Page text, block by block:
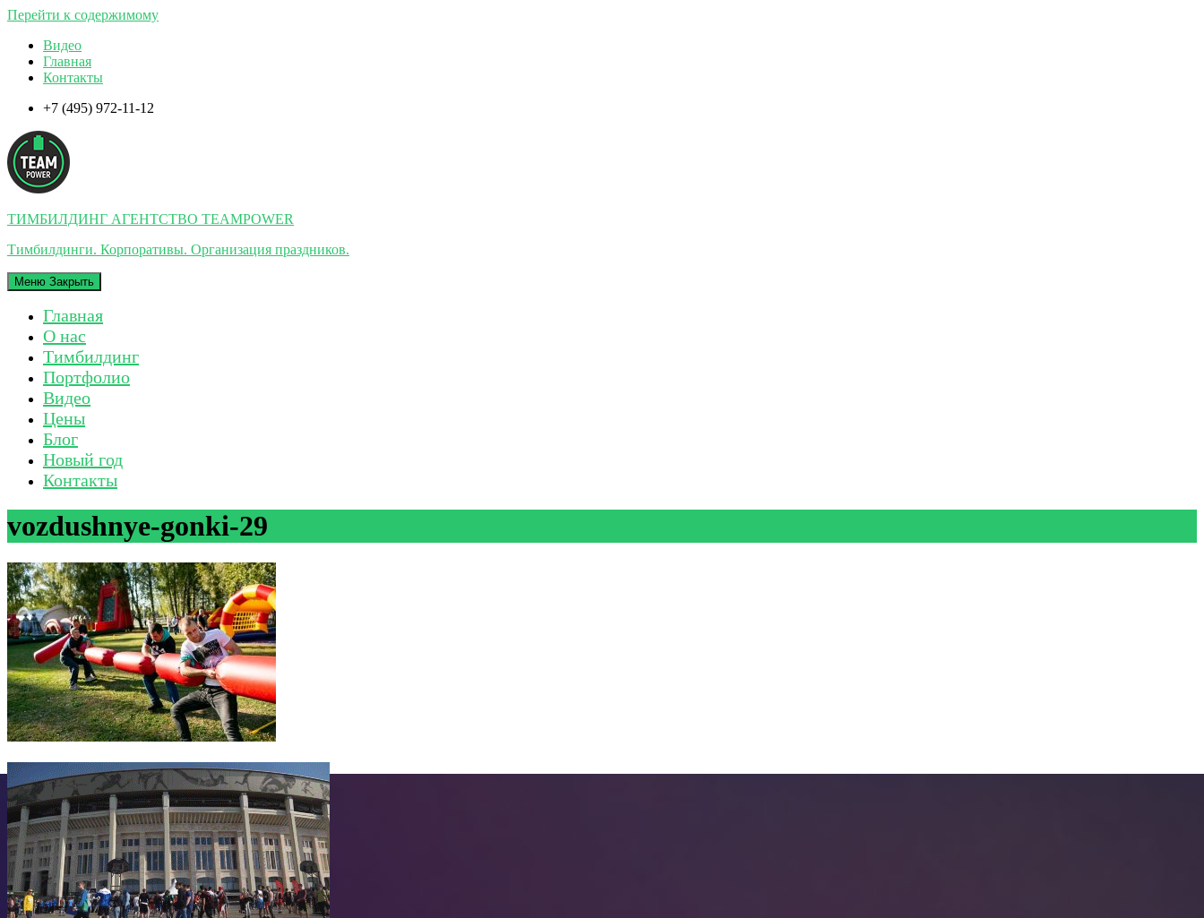
Перейти к содержимому
Видео
Главная
Контакты
+7 (495) 972-11-12
ТИМБИЛДИНГ АГЕНТСТВО TEAMPOWER
Тимбилдинги. Корпоративы. Организация праздников.
Меню Закрыть
Главная
О нас
Тимбилдинг
Портфолио
Видео
Цены
Блог
Новый год
Контакты
vozdushnye-gonki-29